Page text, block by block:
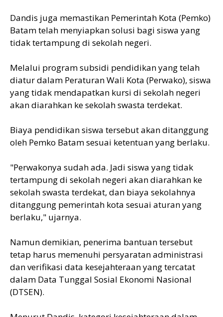
Dandis juga memastikan Pemerintah Kota (Pemko)
Batam telah menyiapkan solusi bagi siswa yang
tidak tertampung di sekolah negeri.
Melalui program subsidi pendidikan yang telah
diatur dalam Peraturan Wali Kota (Perwako), siswa
yang tidak mendapatkan kursi di sekolah negeri
akan diarahkan ke sekolah swasta terdekat.
Biaya pendidikan siswa tersebut akan ditanggung
oleh Pemko Batam sesuai ketentuan yang berlaku.
"Perwakonya sudah ada. Jadi siswa yang tidak
tertampung di sekolah negeri akan diarahkan ke
sekolah swasta terdekat, dan biaya sekolahnya
ditanggung pemerintah kota sesuai aturan yang
berlaku," ujarnya.
Namun demikian, penerima bantuan tersebut
tetap harus memenuhi persyaratan administrasi
dan verifikasi data kesejahteraan yang tercatat
dalam Data Tunggal Sosial Ekonomi Nasional
(DTSEN).